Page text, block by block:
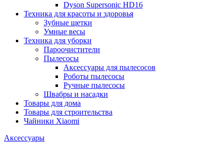
Dyson Supersonic HD16
Техника для красоты и здоровья
Зубные щетки
Умные весы
Техника для уборки
Пароочистители
Пылесосы
Аксессуары для пылесосов
Роботы пылесосы
Ручные пылесосы
Швабры и насадки
Товары для дома
Товары для строительства
Чайники Xiaomi
Аксессуары